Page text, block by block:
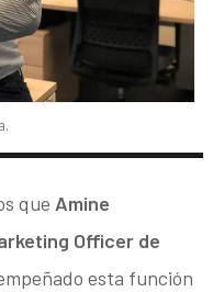
que Amine
Officer de
esta función